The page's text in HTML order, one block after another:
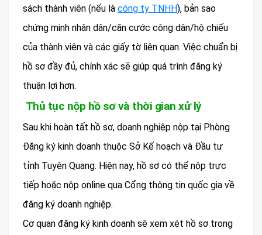
sách thành viên (nếu là công ty TNHH), bản sao
chứng minh nhân dân/căn cước công dân/hộ chiếu
của thành viên và các giấy tờ liên quan. Việc chuẩn bị
hồ sơ đầy đủ, chính xác sẽ giúp quá trình đăng ký
thuận lợi hơn.
Thủ tục nộp hồ sơ và thời gian xử lý
Sau khi hoàn tất hồ sơ, doanh nghiệp nộp tại Phòng
Đăng ký kinh doanh thuộc Sở Kế hoạch và Đầu tư
tỉnh Tuyên Quang. Hiện nay, hồ sơ có thể nộp trực
tiếp hoặc nộp online qua Cổng thông tin quốc gia về
đăng ký doanh nghiệp.
Cơ quan đăng ký kinh doanh sẽ xem xét hồ sơ trong